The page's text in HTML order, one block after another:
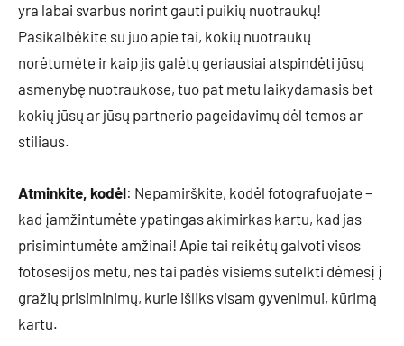
yra labai svarbus norint gauti puikių nuotraukų!
Pasikalbėkite su juo apie tai, kokių nuotraukų
norėtumėte ir kaip jis galėtų geriausiai atspindėti jūsų
asmenybę nuotraukose, tuo pat metu laikydamasis bet
kokių jūsų ar jūsų partnerio pageidavimų dėl temos ar
stiliaus.
Atminkite, kodėl: Nepamirškite, kodėl fotografuojate –
kad įamžintumėte ypatingas akimirkas kartu, kad jas
prisimintumėte amžinai! Apie tai reikėtų galvoti visos
fotosesijos metu, nes tai padės visiems sutelkti dėmesį į
gražių prisiminimų, kurie išliks visam gyvenimui, kūrimą
kartu.